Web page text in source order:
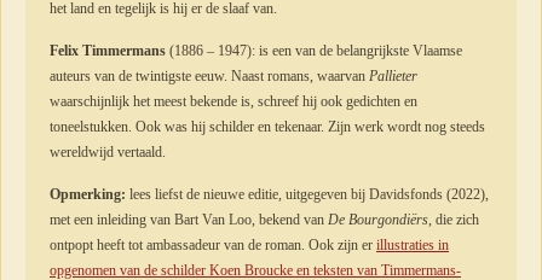
het land en tegelijk is hij er de slaaf van.
Felix Timmermans (1886 – 1947): is een van de belangrijkste Vlaamse
auteurs van de twintigste eeuw. Naast romans, waarvan Pallieter
waarschijnlijk het meest bekende is, schreef hij ook gedichten en
toneelstukken. Ook was hij schilder en tekenaar. Zijn werk wordt nog steeds
wereldwijd vertaald.
Opmerking: lees liefst de nieuwe editie, uitgegeven bij Davidsfonds (2022),
met een inleiding van Bart Van Loo, bekend van De Bourgondiërs, die zich
ontpopt heeft tot ambassadeur van de roman. Ook zijn er illustraties in
opgenomen van de schilder Koen Broucke en teksten van Timmermans-